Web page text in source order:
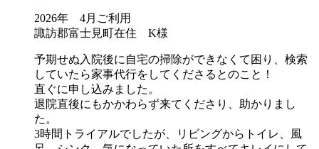
2026年 4月ご利用
諏訪郡富士見町在住 K様
予期せぬ入院後に自宅の掃除ができなくて困り、検索
していたら家事代行をしてくださるとのこと！
直ぐに申し込みました。
退院直後にもかかわらず来てくださり、助かりまし
た。
3時間トライアルでしたが、リビングからトイレ、風